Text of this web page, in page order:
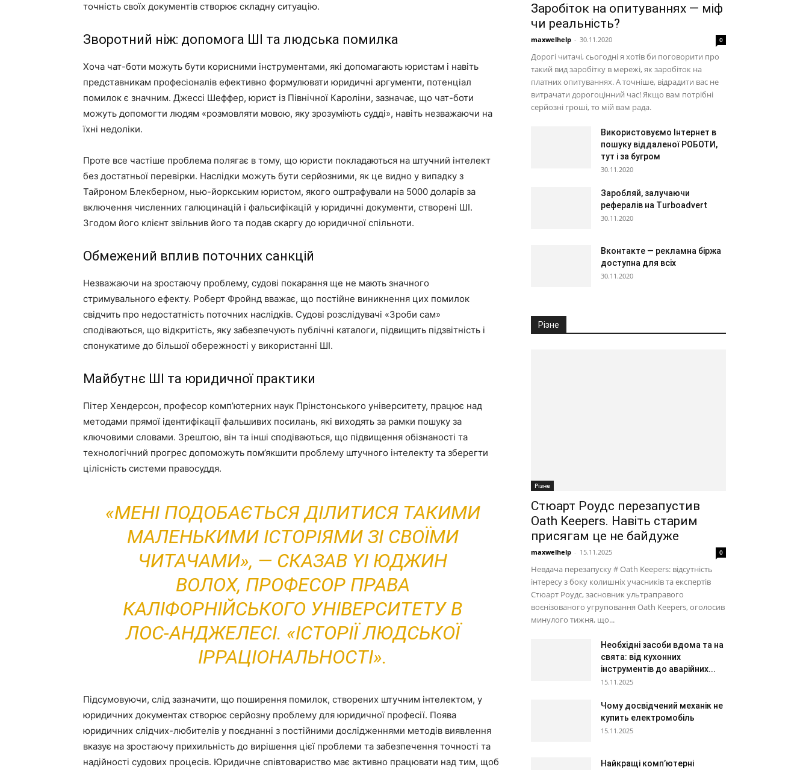
точність своїх документів створює складну ситуацію.
Зворотний ніж: допомога ШІ та людська помилка
Хоча чат-боти можуть бути корисними інструментами, які допомагають юристам і навіть
представникам професіоналів ефективно формулювати юридичні аргументи, потенціал
помилок є значним. Джессі Шеффер, юрист із Північної Кароліни, зазначає, що чат-боти
можуть допомогти людям «розмовляти мовою, яку зрозуміють судді», навіть незважаючи на
їхні недоліки.
Проте все частіше проблема полягає в тому, що юристи покладаються на штучний інтелект
без достатньої перевірки. Наслідки можуть бути серйозними, як це видно у випадку з
Тайроном Блекберном, нью-йоркським юристом, якого оштрафували на 5000 доларів за
включення численних галюцинацій і фальсифікацій у юридичні документи, створені ШІ.
Згодом його клієнт звільнив його та подав скаргу до юридичної спільноти.
Обмежений вплив поточних санкцій
Незважаючи на зростаючу проблему, судові покарання ще не мають значного
стримувального ефекту. Роберт Фройнд вважає, що постійне виникнення цих помилок
свідчить про недостатність поточних наслідків. Судові розслідувачі «Зроби сам»
сподіваються, що відкритість, яку забезпечують публічні каталоги, підвищить підзвітність і
спонукатиме до більшої обережності у використанні ШІ.
Майбутнє ШІ та юридичної практики
Пітер Хендерсон, професор комп’ютерних наук Прінстонського університету, працює над
методами прямої ідентифікації фальшивих посилань, які виходять за рамки пошуку за
ключовими словами. Зрештою, він та інші сподіваються, що підвищення обізнаності та
технологічний прогрес допоможуть пом’якшити проблему штучного інтелекту та зберегти
цілісність системи правосуддя.
«МЕНІ ПОДОБАЄТЬСЯ ДІЛИТИСЯ ТАКИМИ
МАЛЕНЬКИМИ ІСТОРІЯМИ ЗІ СВОЇМИ
ЧИТАЧАМИ», — СКАЗАВ YI ЮДЖИН
ВОЛОХ, ПРОФЕСОР ПРАВА
КАЛІФОРНІЙСЬКОГО УНІВЕРСИТЕТУ В
ЛОС-АНДЖЕЛЕСІ. «ІСТОРІЇ ЛЮДСЬКОЇ
ІРРАЦІОНАЛЬНОСТІ».
Підсумовуючи, слід зазначити, що поширення помилок, створених штучним інтелектом, у
юридичних документах створює серйозну проблему для юридичної професії. Поява
юридичних слідчих-любителів у поєднанні з постійними дослідженнями методів виявлення
вказує на зростаючу прихильність до вирішення цієї проблеми та забезпечення точності та
надійності судових процесів. Юридичне співтовариство має активно працювати над тим, щоб
Заробіток на опитуваннях — міф
чи реальність?
maxwelhelp - 30.11.2020 0
Дорогі читачі, сьогодні я хотів би поговорити про
такий вид заробітку в мережі, як заробіток на
платних опитуваннях. А точніше, відрадити вас не
витрачати дорогоцінний час! Якщо вам потрібні
серйозні гроші, то мій вам рада.
Використовуємо Інтернет в
пошуку віддаленої РОБОТИ,
тут і за бугром
30.11.2020
Заробляй, залучаючи
рефералів на Turboadvert
30.11.2020
Вконтакте — рекламна біржа
доступна для всіх
30.11.2020
Різне
Різне
Стюарт Роудс перезапустив
Oath Keepers. Навіть старим
присягам це не байдуже
maxwelhelp - 15.11.2025 0
Невдача перезапуску # Oath Keepers: відсутність
інтересу з боку колишніх учасників та експертів
Стюарт Роудс, засновник ультраправого
воєнізованого угруповання Oath Keepers, оголосив
минулого тижня, що...
Необхідні засоби вдома та на
свята: від кухонних
інструментів до аварійних...
15.11.2025
Чому досвідчений механік не
купить електромобіль
15.11.2025
Найкращі комп’ютерні